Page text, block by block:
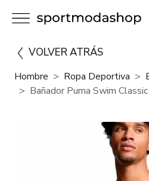
VOLVER ATRÁS
Hombre Ropa Deportiva
Bañador Puma Swim